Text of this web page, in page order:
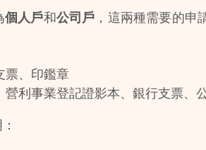
個人戶和公司戶 ，這兩種需要的申
票、印鑑章
營利事業登記證影本、銀行支票、